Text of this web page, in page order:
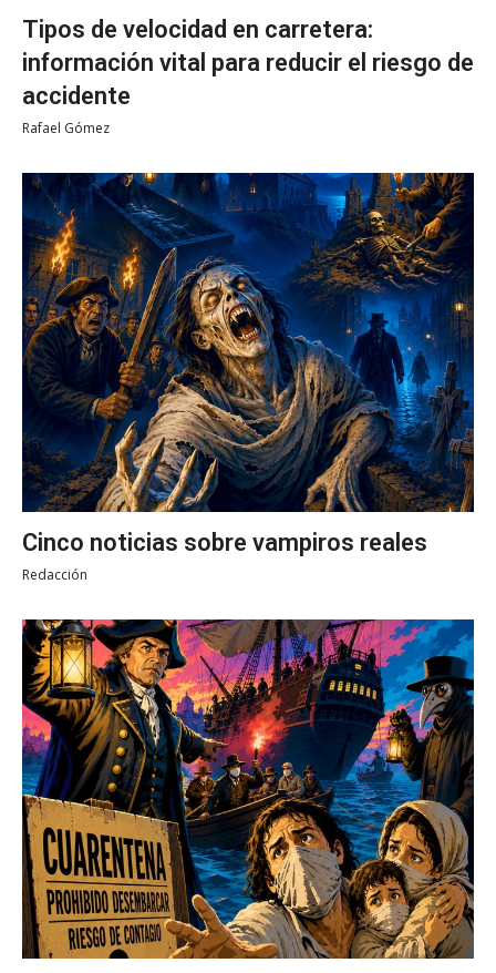
Tipos de velocidad en carretera:
información vital para reducir el riesgo de
accidente
Rafael Gómez
Cinco noticias sobre vampiros reales
Redacción